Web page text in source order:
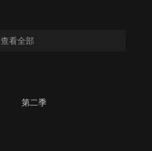
查看全部
第二季